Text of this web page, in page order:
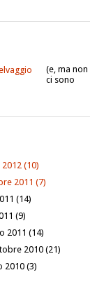
(e, ma non
ci sono
2012 (10)
2011 (7)
(14)
(9)
2011 (14)
2010(21)
2010 (3)